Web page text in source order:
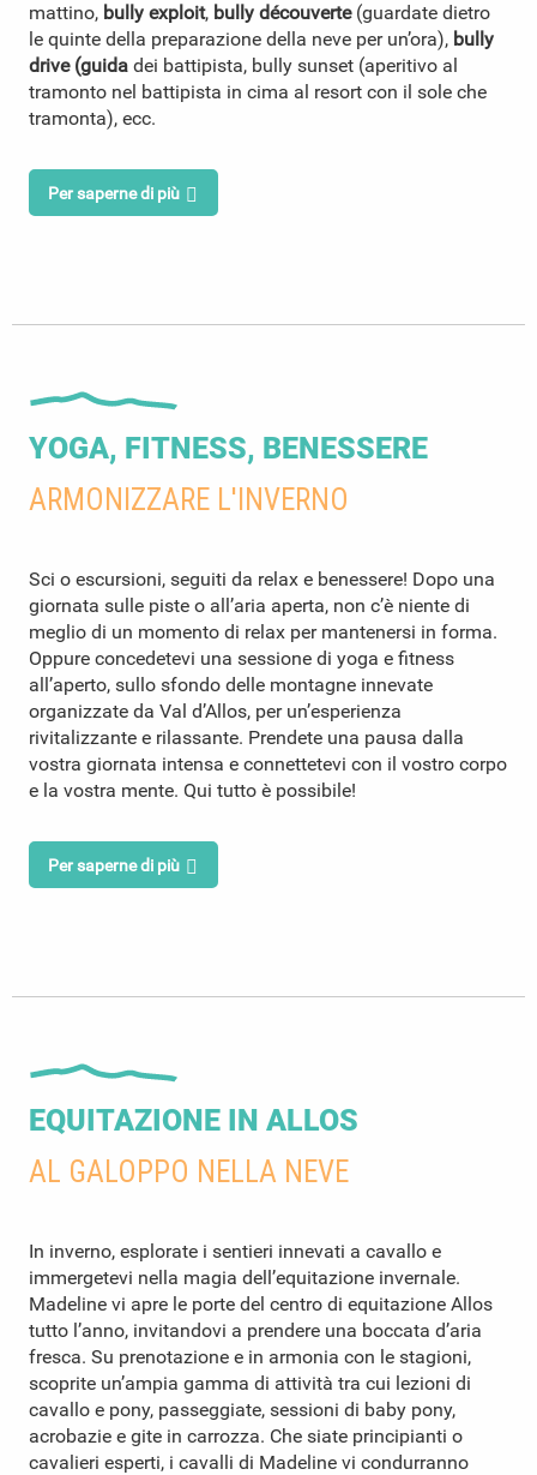
mattino, bully exploit, bully découverte(guardate dietro
le quinte della preparazione della neve per un’ora), bully
drive (guida dei battipista, bully sunset (aperitivo al
tramonto nel battipista in cima al resort con il sole che
tramonta), ecc.
Per saperne di più
YOGA, FITNESS, BENESSERE
ARMONIZZARE L'INVERNO
Sci o escursioni, seguiti da relax e benessere! Dopo una
giornata sulle piste o all’aria aperta, non c’è niente di
meglio di un momento di relax per mantenersi in forma.
Oppure concedetevi una sessione di yoga e fitness
all’aperto, sullo sfondo delle montagne innevate
organizzate da Val d’Allos, per un’esperienza
rivitalizzante e rilassante. Prendete una pausa dalla
vostra giornata intensa e connettetevi con il vostro corpo
e la vostra mente. Qui tutto è possibile!
Per saperne di più
EQUITAZIONE IN ALLOS
AL GALOPPO NELLA NEVE
In inverno, esplorate i sentieri innevati a cavallo e
immergetevi nella magia dell’equitazione invernale.
Madeline vi apre le porte del centro di equitazione Allos
tutto l’anno, invitandovi a prendere una boccata d’aria
fresca. Su prenotazione e in armonia con le stagioni,
scoprite un’ampia gamma di attività tra cui lezioni di
cavallo e pony, passeggiate, sessioni di baby pony,
acrobazie e gite in carrozza. Che siate principianti o
cavalieri esperti, i cavalli di Madeline vi condurranno